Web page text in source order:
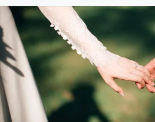
Spor
Teknoloji
Tatil ve Seyahat
Çevre